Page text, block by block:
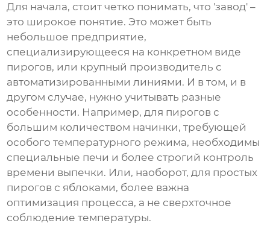
Для начала, стоит четко понимать, что 'завод' –
это широкое понятие. Это может быть
небольшое предприятие,
специализирующееся на конкретном виде
пирогов, или крупный производитель с
автоматизированными линиями. И в том, и в
другом случае, нужно учитывать разные
особенности. Например, для пирогов с
большим количеством начинки, требующей
особого температурного режима, необходимы
специальные печи и более строгий контроль
времени выпечки. Или, наоборот, для простых
пирогов с яблоками, более важна
оптимизация процесса, а не сверхточное
соблюдение температуры.